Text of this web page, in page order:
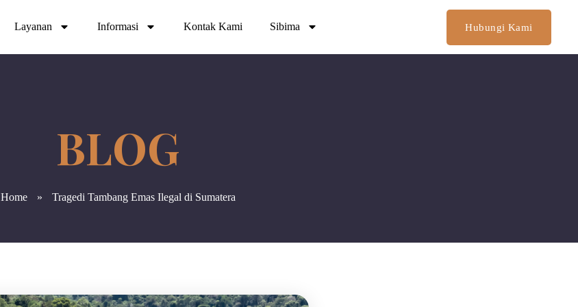
Layanan Informasi Kontak Kami Sibima Hubungi Kami
Home » Tragedi Tambang Emas Ilegal di Sumatera